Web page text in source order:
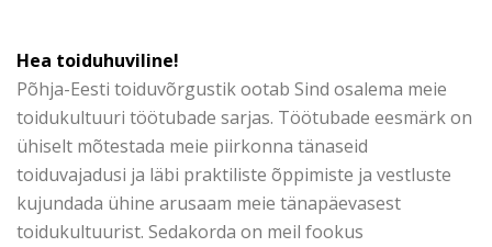
Hea toiduhuviline!
Põhja-Eesti toiduvõrgustik ootab Sind osalema meie
toidukultuuri töötubade sarjas. Töötubade eesmärk on
ühiselt mõtestada meie piirkonna tänaseid
toiduvajadusi ja läbi praktiliste õppimiste ja vestluste
kujundada ühine arusaam meie tänapäevasest
toidukultuurist. Sedakorda on meil fookus